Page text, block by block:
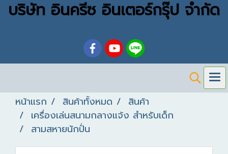
บริษัท อินครีซ อินเตอร์กรุ๊ป จำกัด
หน้าแรก สินค้าทั้งหมด
สินค้า
เครื่องเล่นสนามกลางแจ้ง สำหรับเด็ก
สามสหายนักปั่น